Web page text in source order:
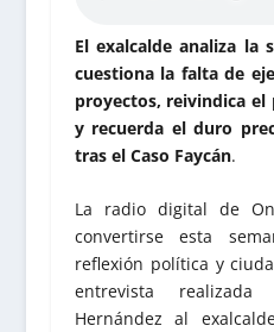
El exalcalde analiza la
cuestiona la falta de
proyectos, reivindica el
y recuerda el duro
tras el Caso Faycán.
La radio digital de
convertirse esta
reflexión política y
entrevista
Hernández al